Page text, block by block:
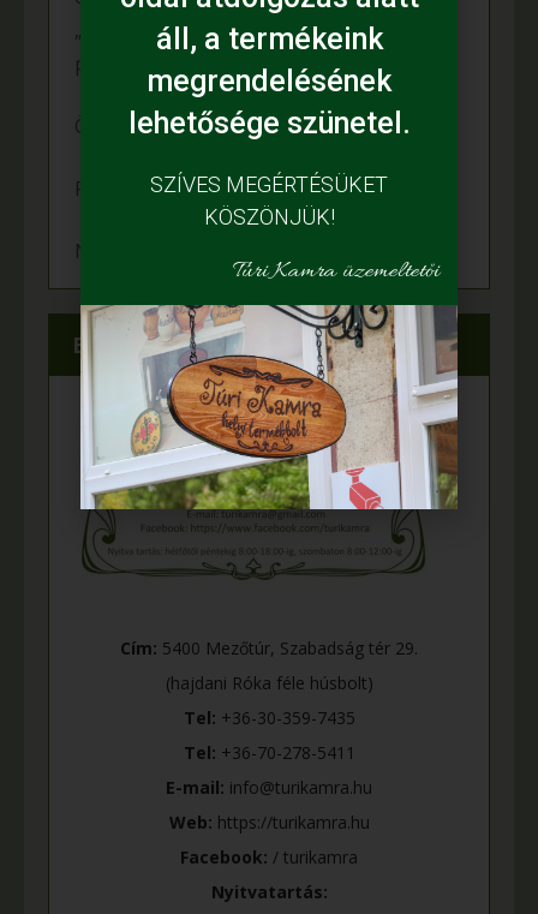
„Nemzet Fiatal Tehetsègeièrt Ösztöndîj”
programon
Örömünnep a Fehér tanyán
Felgyulladt a fény Murányi Éva tanyáján
Napelem került az Adamcsik tanyára
Elérhetőségeink
Cím: 5400 Mezőtúr, Szabadság tér 29.
(hajdani Róka féle húsbolt)
Tel: +36-30-359-7435
Tel: +36-70-278-5411
E-mail: info@turikamra.hu
Web: https://turikamra.hu
Facebook: / turikamra
Nyitvatartás:
áll, a termékeink
megrendelésének
lehetősége szünetel.
SZÍVES MEGÉRTÉSÜKET
KÖSZÖNJÜK!
Túri Kamra üzemeltetői